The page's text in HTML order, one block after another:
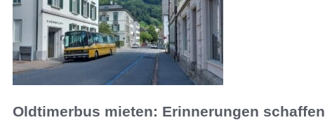
Oldtimerbus mieten: Erinnerungen schaffen